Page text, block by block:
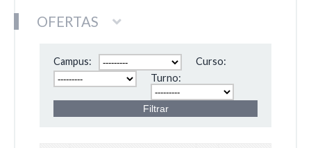
OFERTAS
Campus:
Curso:
Turno: